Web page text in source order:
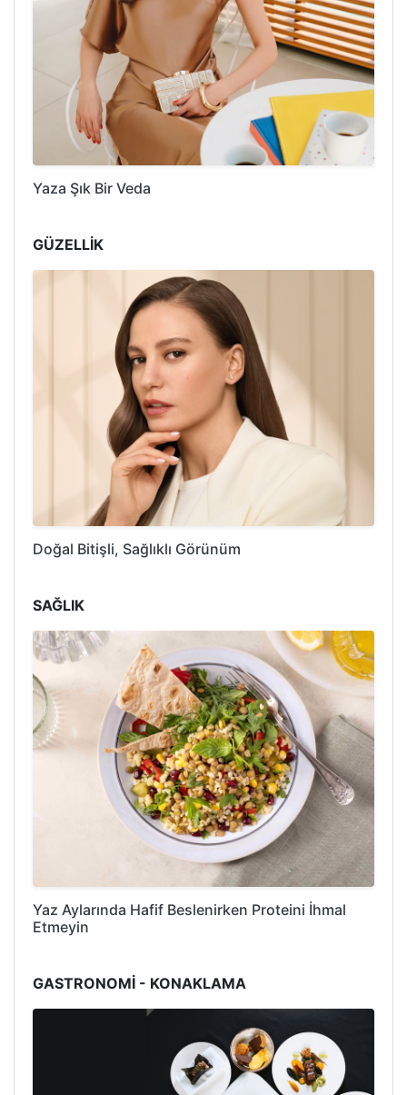
Yaza Şık Bir Veda
GÜZELLİK
Doğal Bitişli, Sağlıklı Görünüm
SAĞLIK
Yaz Aylarında Hafif Beslenirken Proteini İhmal
Etmeyin
GASTRONOMİ - KONAKLAMA